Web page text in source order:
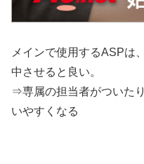
メインで使用するASPは
中させると良い。
⇒専属の担当者がついた
いやすくなる